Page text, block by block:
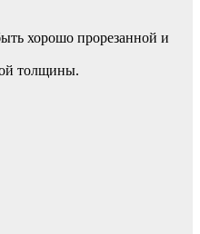
хорошо прорезанной и
толщины.